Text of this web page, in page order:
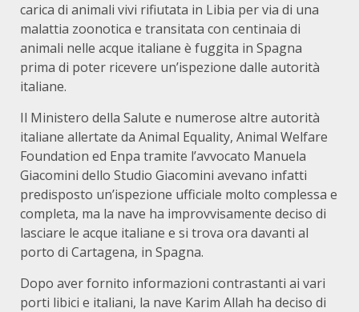
carica di animali vivi rifiutata in Libia per via di una
malattia zoonotica e transitata con centinaia di
animali nelle acque italiane è fuggita in Spagna
prima di poter ricevere un’ispezione dalle autorità
italiane.
Il Ministero della Salute e numerose altre autorità
italiane allertate da Animal Equality, Animal Welfare
Foundation ed Enpa tramite l’avvocato Manuela
Giacomini dello Studio Giacomini avevano infatti
predisposto un’ispezione ufficiale molto complessa e
completa, ma la nave ha improvvisamente deciso di
lasciare le acque italiane e si trova ora davanti al
porto di Cartagena, in Spagna.
Dopo aver fornito informazioni contrastanti ai vari
porti libici e italiani, la nave Karim Allah ha deciso di